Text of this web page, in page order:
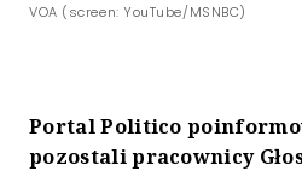
VOA (screen: YouTube/MSNBC)
Portal Politico
pozostali pracownicy